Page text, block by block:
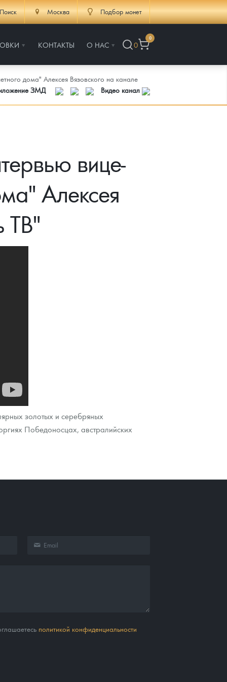
Поиск Москва Подбор монет
КОНТАКТЫ О НАС 0
0
дома" Алексея Вязовского на канале
ЗМД Видео канал
вице-
Алексея
ТВ"
золотых и серебряных
Победоносцах, австралийских
политикой конфиденциальности